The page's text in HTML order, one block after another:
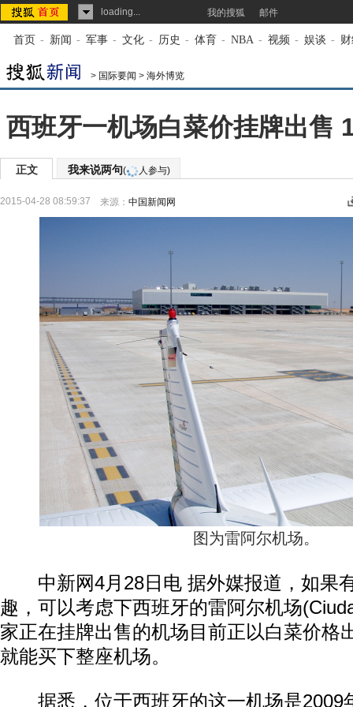
loading... 我的搜狐 邮件
首页 - 新闻 - 军事 - 文化 - 历史 - 体育 - NBA - 视频 - 娱谈 -
> 国际要闻 > 海外博览
西班牙一机场白菜价挂牌出售
正文 我来说两句( 人参与)
2015-04-28 08:59:37 来源： 中国新闻网
图为雷阿尔机场。
中新网4月28日电 据外媒报道，如果
趣，可以考虑下西班牙的雷阿尔机场
家正在挂牌出售的机场目前正以白菜价格
就能买下整座机场。
据悉，位于西班牙的这一机场是2009